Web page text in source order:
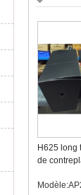
H625 long
de